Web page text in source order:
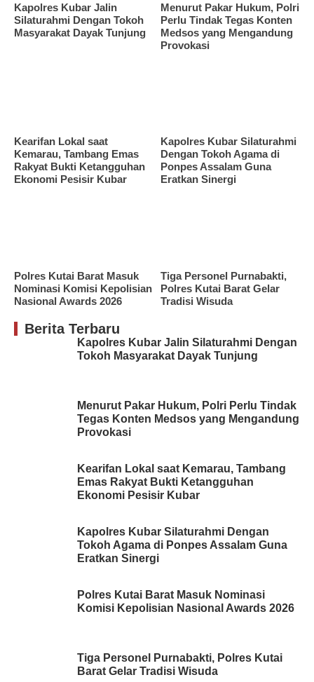
Kapolres Kubar Jalin
Silaturahmi Dengan Tokoh
Masyarakat Dayak Tunjung
Menurut Pakar Hukum, Polri
Perlu Tindak Tegas Konten
Medsos yang Mengandung
Provokasi
Kearifan Lokal saat
Kemarau, Tambang Emas
Rakyat Bukti Ketangguhan
Ekonomi Pesisir Kubar
Kapolres Kubar Silaturahmi
Dengan Tokoh Agama di
Ponpes Assalam Guna
Eratkan Sinergi
Polres Kutai Barat Masuk
Nominasi Komisi Kepolisian
Nasional Awards 2026
Tiga Personel Purnabakti,
Polres Kutai Barat Gelar
Tradisi Wisuda
Berita Terbaru
Kapolres Kubar Jalin Silaturahmi Dengan
Tokoh Masyarakat Dayak Tunjung
Menurut Pakar Hukum, Polri Perlu Tindak
Tegas Konten Medsos yang Mengandung
Provokasi
Kearifan Lokal saat Kemarau, Tambang
Emas Rakyat Bukti Ketangguhan
Ekonomi Pesisir Kubar
Kapolres Kubar Silaturahmi Dengan
Tokoh Agama di Ponpes Assalam Guna
Eratkan Sinergi
Polres Kutai Barat Masuk Nominasi
Komisi Kepolisian Nasional Awards 2026
Tiga Personel Purnabakti, Polres Kutai
Barat Gelar Tradisi Wisuda